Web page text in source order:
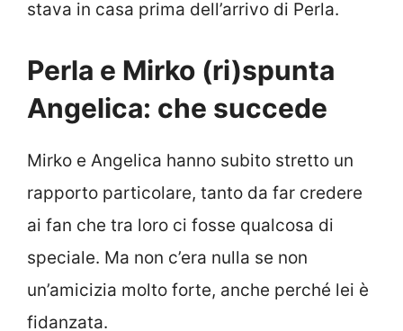
stava in casa prima dell’arrivo di Perla.
Perla e Mirko (ri)spunta
Angelica: che succede
Mirko e Angelica hanno subito stretto un
rapporto particolare, tanto da far credere
ai fan che tra loro ci fosse qualcosa di
speciale. Ma non c’era nulla se non
un’amicizia molto forte, anche perché lei è
fidanzata.